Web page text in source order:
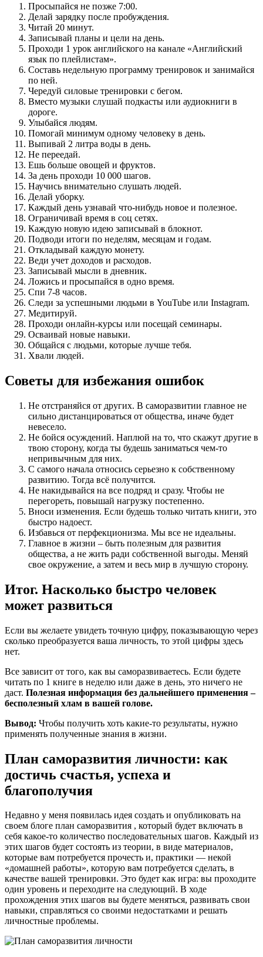
Просыпайся не позже 7:00.
Делай зарядку после пробуждения.
Читай 20 минут.
Записывай планы и цели на день.
Проходи 1 урок английского на канале «Английский
язык по плейлистам».
Составь недельную программу тренировок и занимайся
по ней.
Чередуй силовые тренировки с бегом.
Вместо музыки слушай подкасты или аудиокниги в
дороге.
Улыбайся людям.
Помогай минимум одному человеку в день.
Выпивай 2 литра воды в день.
Не переедай.
Ешь больше овощей и фруктов.
За день проходи 10 000 шагов.
Научись внимательно слушать людей.
Делай уборку.
Каждый день узнавай что-нибудь новое и полезное.
Ограничивай время в соц сетях.
Каждую новую идею записывай в блокнот.
Подводи итоги по неделям, месяцам и годам.
Откладывай каждую монету.
Веди учет доходов и расходов.
Записывай мысли в дневник.
Ложись и просыпайся в одно время.
Спи 7-8 часов.
Следи за успешными людьми в YouTube или Instagram.
Медитируй.
Проходи онлайн-курсы или посещай семинары.
Осваивай новые навыки.
Общайся с людьми, которые лучше тебя.
Хвали людей.
Советы для избежания ошибок
Не отстраняйся от других. В саморазвитии главное не
сильно дистанцироваться от общества, иначе будет
невесело.
Не бойся осуждений. Наплюй на то, что скажут другие в
твою сторону, когда ты будешь заниматься чем-то
непривычным для них.
С самого начала относись серьезно к собственному
развитию. Тогда всё получится.
Не накидывайся на все подряд и сразу. Чтобы не
перегореть, повышай нагрузку постепенно.
Вноси изменения. Если будешь только читать книги, это
быстро надоест.
Избавься от перфекционизма. Мы все не идеальны.
Главное в жизни – быть полезным для развития
общества, а не жить ради собственной выгоды. Меняй
свое окружение, а затем и весь мир в лучшую сторону.
Итог. Насколько быстро человек
может развиться
Если вы желаете увидеть точную цифру, показывающую через
сколько преобразуется ваша личность, то этой цифры здесь
нет.
Все зависит от того, как вы саморазвиваетесь. Если будете
читать по 1 книге в неделю или даже в день, это ничего не
даст. Полезная информация без дальнейшего применения –
бесполезный хлам в вашей голове.
Вывод: Чтобы получить хоть какие-то результаты, нужно
применять полученные знания в жизни.
План саморазвития личности: как
достичь счастья, успеха и
благополучия
Недавно у меня появилась идея создать и опубликовать на
своем блоге план саморазвития , который будет включать в
себя какое-то количество последовательных шагов. Каждый из
этих шагов будет состоять из теории, в виде материалов,
которые вам потребуется прочесть и, практики — некой
«домашней работы», которую вам потребуется сделать, в
качестве вашей тренировки. Это будет как игра: вы проходите
один уровень и переходите на следующий. В ходе
прохождения этих шагов вы будете меняться, развивать свои
навыки, справляться со своими недостатками и решать
личностные проблемы.